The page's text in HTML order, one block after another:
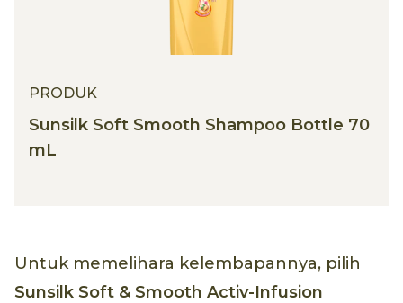
PRODUK
Sunsilk Soft Smooth Shampoo Bottle 70
mL
Untuk memelihara kelembapannya, pilih
Sunsilk Soft & Smooth Activ-Infusion